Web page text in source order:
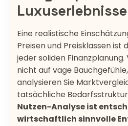
Eine realistische
Preisen und Preisklassen ist
jeder soliden Finanzplanung.
nicht auf vage
analysieren Sie
tatsächliche
Nutzen-Analyse ist
wirtschaftlich sinnvolle